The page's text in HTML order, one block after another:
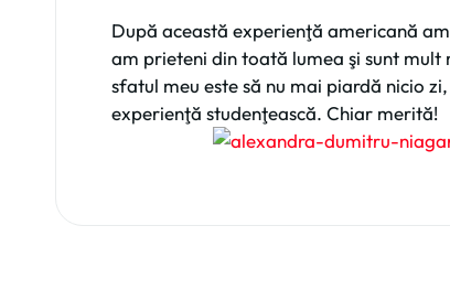
După această experienţă americană
am prieteni din toată lumea şi sunt mult
sfatul meu este să nu mai piardă nicio
experienţă studenţească. Chiar merită!